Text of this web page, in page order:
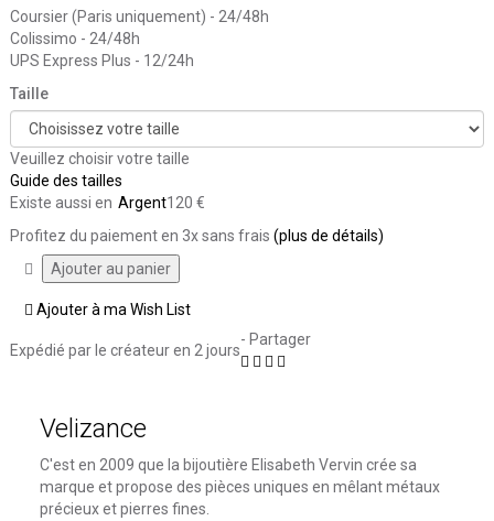
Coursier (Paris uniquement) - 24/48h
Colissimo - 24/48h
UPS Express Plus - 12/24h
Taille
Veuillez choisir votre taille
Guide des tailles
Existe aussi en Argent120 €
Profitez du paiement en 3x sans frais (plus de détails)
Ajouter à ma Wish List
Expédié par le créateuren 2 jours
- Partager
Velizance
C'est en 2009 que la bijoutière Elisabeth Vervin crée sa
marque et propose des pièces uniques en mêlant métaux
précieux et pierres fines.